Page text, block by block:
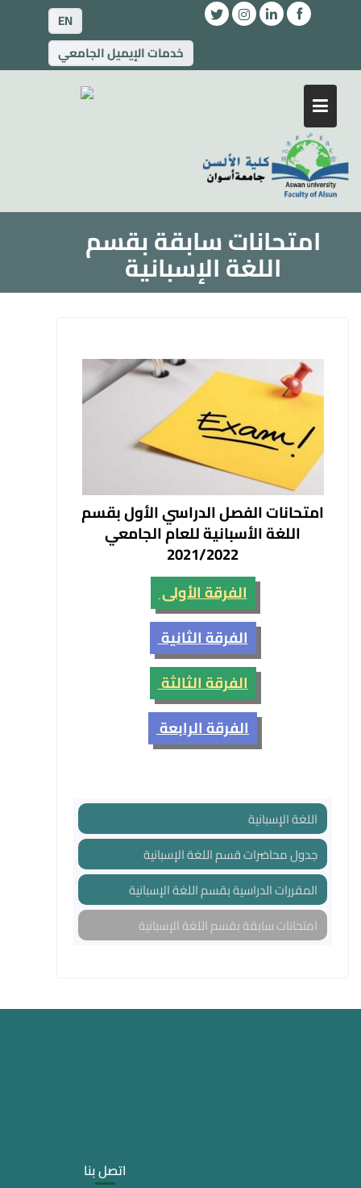
EN
خدمات الإيميل الجامعي
امتحانات سابقة بقسم
اللغة الإسبانية
امتحانات الفصل الدراسي الأول بقسم
اللغة الأسبانية للعام الجامعي
2021/2022
الفرقة الأولى
الفرقة الثانية
الفرقة الثالثة
الفرقة الرابعة
اللغة الإسبانية
جدول محاضرات قسم اللغة الإسبانية
المقررات الدراسية بقسم اللغة الإسبانية
امتحانات سابقة بقسم اللغة الإسبانية
اتصل بنا